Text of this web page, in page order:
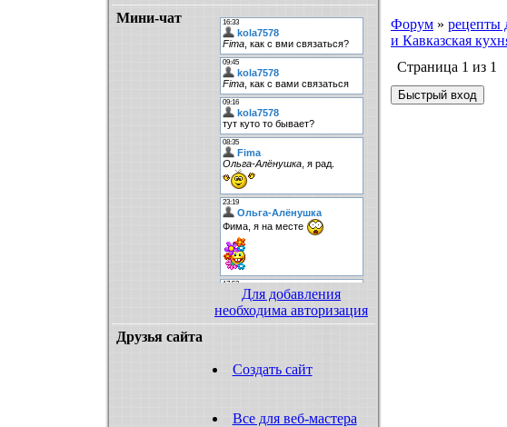
Мини-чат
Для добавления
необходима авторизация
Друзья сайта
Создать сайт
Все для веб-мастера
Форум » рецепты
и Кавказская
Страница 1 из 1